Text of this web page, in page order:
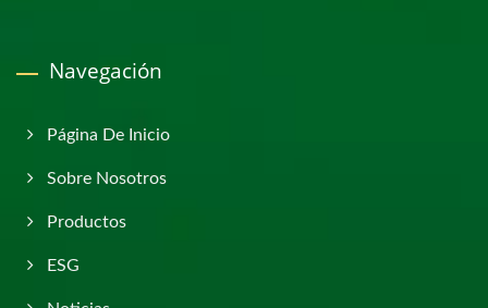
Navegación
Página De Inicio
Sobre Nosotros
Productos
ESG